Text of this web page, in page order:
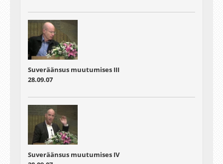
Suveräänsus muutumises III
28.09.07
Suveräänsus muutumises IV